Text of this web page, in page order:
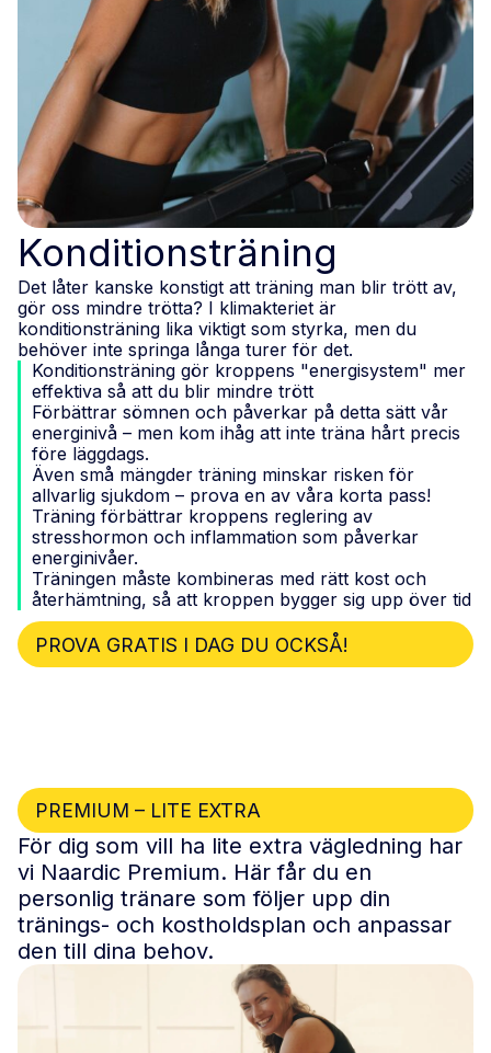
Konditionsträning
Det låter kanske konstigt att träning man blir trött av,
gör oss mindre trötta? I klimakteriet är
konditionsträning lika viktigt som styrka, men du
behöver inte springa långa turer för det.
Konditionsträning gör kroppens "energisystem" mer
effektiva så att du blir mindre trött
Förbättrar sömnen och påverkar på detta sätt vår
energinivå – men kom ihåg att inte träna hårt precis
före läggdags.
Även små mängder träning minskar risken för
allvarlig sjukdom – prova en av våra korta pass!
Träning förbättrar kroppens reglering av
stresshormon och inflammation som påverkar
energinivåer.
Träningen måste kombineras med rätt kost och
återhämtning, så att kroppen bygger sig upp över tid
PROVA GRATIS I DAG DU OCKSÅ!
PREMIUM – LITE EXTRA
För dig som vill ha lite extra vägledning har
vi Naardic Premium. Här får du en
personlig tränare som följer upp din
tränings- och kostholdsplan och anpassar
den till dina behov.